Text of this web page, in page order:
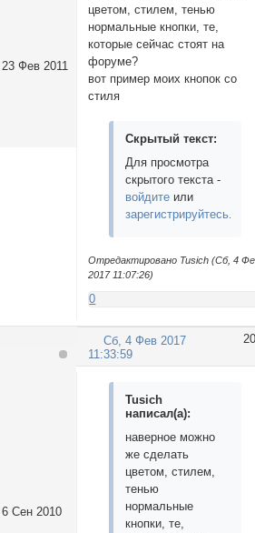
Фев 2011
цветом, стилем, тенью
нормальные кнопки, те,
которые сейчас стоят на
форуме?
вот пример моих кнопок со
стиля
Скрытый текст:
Для просмотра
скрытого текста -
войдите или
зарегистрируйтесь.
Отредактировано Tusich (Сб, 4
2017 11:07:26)
0
20
Сб, 4 Фев 2017
11:33:59
Сен 2010
Tusich
написал(а):
наверное можно
же сделать
цветом, стилем,
тенью
нормальные
кнопки, те,